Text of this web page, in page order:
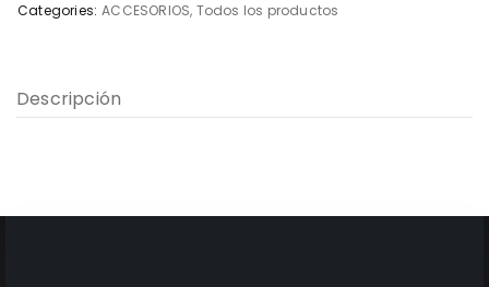
Categories: ACCESORIOS, Todos los productos
Descripción